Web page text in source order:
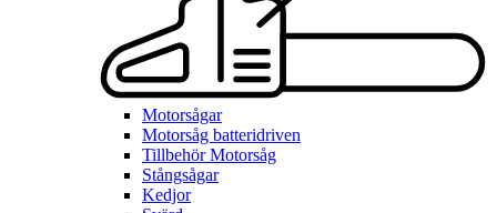
Motorsågar
Motorsåg batteridriven
Tillbehör Motorsåg
Stångsågar
Kedjor